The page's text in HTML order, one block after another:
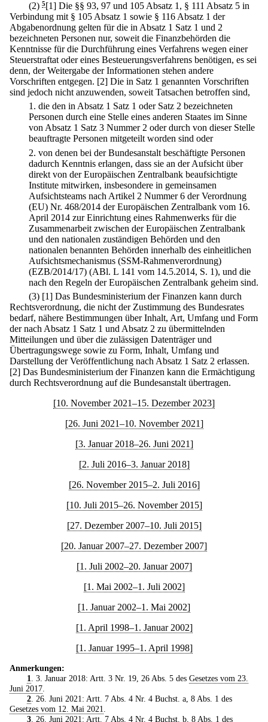
(2) 5[1] Die §§ 93, 97 und 105 Absatz 1, § 111 Absatz 5 in
Verbindung mit § 105 Absatz 1 sowie § 116 Absatz 1 der
Abgabenordnung gelten für die in Absatz 1 Satz 1 und 2
bezeichneten Personen nur, soweit die Finanzbehörden die
Kenntnisse für die Durchführung eines Verfahrens wegen einer
Steuerstraftat oder eines Besteuerungsverfahrens benötigen, es sei
denn, der Weitergabe der Informationen stehen andere
Vorschriften entgegen. [2] Die in Satz 1 genannten Vorschriften
sind jedoch nicht anzuwenden, soweit Tatsachen betroffen sind,
1. die den in Absatz 1 Satz 1 oder Satz 2 bezeichneten
Personen durch eine Stelle eines anderen Staates im Sinne
von Absatz 1 Satz 3 Nummer 2 oder durch von dieser Stelle
beauftragte Personen mitgeteilt worden sind oder
2. von denen bei der Bundesanstalt beschäftigte Personen
dadurch Kenntnis erlangen, dass sie an der Aufsicht über
direkt von der Europäischen Zentralbank beaufsichtigte
Institute mitwirken, insbesondere in gemeinsamen
Aufsichtsteams nach Artikel 2 Nummer 6 der Verordnung
(EU) Nr. 468/2014 der Europäischen Zentralbank vom 16.
April 2014 zur Einrichtung eines Rahmenwerks für die
Zusammenarbeit zwischen der Europäischen Zentralbank
und den nationalen zuständigen Behörden und den
nationalen benannten Behörden innerhalb des einheitlichen
Aufsichtsmechanismus (SSM-Rahmenverordnung)
(EZB/2014/17) (ABl. L 141 vom 14.5.2014, S. 1), und die
nach den Regeln der Europäischen Zentralbank geheim sind.
(3) [1] Das Bundesministerium der Finanzen kann durch
Rechtsverordnung, die nicht der Zustimmung des Bundesrates
bedarf, nähere Bestimmungen über Inhalt, Art, Umfang und Form
der nach Absatz 1 Satz 1 und Absatz 2 zu übermittelnden
Mitteilungen und über die zulässigen Datenträger und
Übertragungswege sowie zu Form, Inhalt, Umfang und
Darstellung der Veröffentlichung nach Absatz 1 Satz 2 erlassen.
[2] Das Bundesministerium der Finanzen kann die Ermächtigung
durch Rechtsverordnung auf die Bundesanstalt übertragen.
[10. November 2021–15. Dezember 2023]
[26. Juni 2021–10. November 2021]
[3. Januar 2018–26. Juni 2021]
[2. Juli 2016–3. Januar 2018]
[26. November 2015–2. Juli 2016]
[10. Juli 2015–26. November 2015]
[27. Dezember 2007–10. Juli 2015]
[20. Januar 2007–27. Dezember 2007]
[1. Juli 2002–20. Januar 2007]
[1. Mai 2002–1. Juli 2002]
[1. Januar 2002–1. Mai 2002]
[1. April 1998–1. Januar 2002]
[1. Januar 1995–1. April 1998]
Anmerkungen:
1
. 3. Januar 2018: Artt. 3 Nr. 19, 26 Abs. 5 des Gesetzes vom 23.
Juni 2017
2. 26. Juni 2021: Artt. 7 Abs. 4 Nr. 4 Buchst. a, 8 Abs. 1 des
Gesetzes vom 12. Mai 2021
3. 26. Juni 2021: Artt. 7 Abs. 4 Nr. 4 Buchst. b, 8 Abs. 1 des